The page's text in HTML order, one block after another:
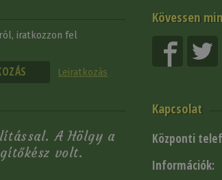
Kövessen
iratkozzon fel
Leiratkozás
Kapcsolat
Központi
Információk:
A Hölgy a
volt.